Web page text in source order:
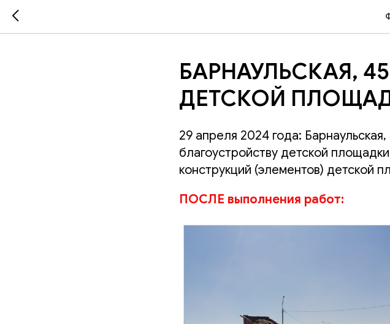
БАРНАУЛЬСКАЯ,
ДЕТСКОЙ
29 апреля 2024 года:
благоустройству детской
конструкций (элементов) детской
ПОСЛЕ выполнения работ: